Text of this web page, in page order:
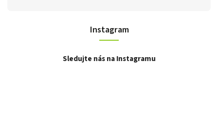
Instagram
Sledujte nás na Instagramu